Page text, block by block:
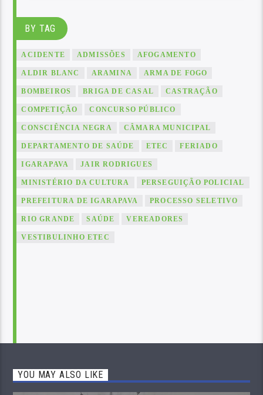
BY TAG
ACIDENTE ADMISSÕES AFOGAMENTO
ALDIR BLANC ARAMINA ARMA DE FOGO
BOMBEIROS BRIGA DE CASAL CASTRAÇÃO
COMPETIÇÃO CONCURSO PÚBLICO
CONSCIÊNCIA NEGRA CÂMARA MUNICIPAL
DEPARTAMENTO DE SAÚDE ETEC FERIADO
IGARAPAVA JAIR RODRIGUES
MINISTÉRIO DA CULTURA PERSEGUIÇÃO POLICIAL
PREFEITURA DE IGARAPAVA PROCESSO SELETIVO
RIO GRANDE SAÚDE VEREADORES
VESTIBULINHO ETEC
YOU MAY ALSO LIKE